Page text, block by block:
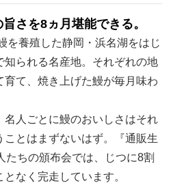
さを8ヵ月堪能できる。
養殖した静岡・浜名湖をはじ
知られる名産地。それぞれの地
て、焼き上げた鰻が毎月味わ
人ごとに鰻のおいしさはそれ
とはまずないはず。『通販生
たちの頒布会では、じつに8割
なく完走しています。